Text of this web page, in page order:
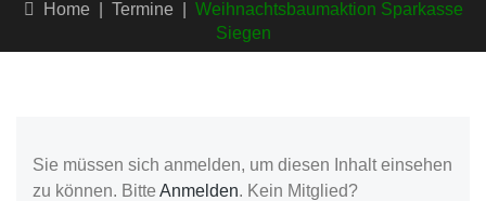
Home Termine
Weihnachtsbaumaktion Sparkasse
Siegen
Sie müssen sich anmelden, um diesen Inhalt einsehen
zu können. Bitte Anmelden. Kein Mitglied?